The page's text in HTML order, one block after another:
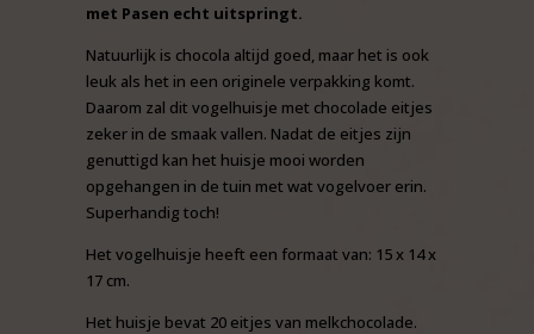
met Pasen echt uitspringt.
Natuurlijk is chocola altijd goed, maar het is ook
leuk als het in een originele verpakking komt.
Daarom zal dit vogelhuisje met chocolade eitjes
zeker in de smaak vallen. Nadat de eitjes zijn
genuttigd kan het huisje mooi worden
opgehangen in de tuin met wat vogelvoer erin.
Superhandig toch!
Het vogelhuisje heeft een formaat van: 15 x 14 x
17 cm.
Het huisje bevat 20 eitjes van melkchocolade.